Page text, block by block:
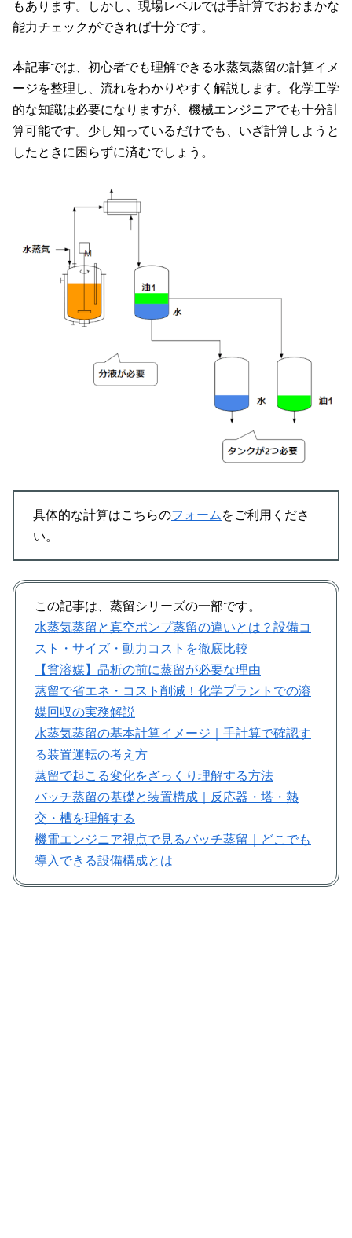
もあります。しかし、現場レベルでは手計算でおおまかな
能力チェックができれば十分です。
本記事では、初心者でも理解できる水蒸気蒸留の計算イメ
ージを整理し、流れをわかりやすく解説します。化学工学
的な知識は必要になりますが、機械エンジニアでも十分計
算可能です。少し知っているだけでも、いざ計算しようと
したときに困らずに済むでしょう。
具体的な計算はこちらのフォーム をご利用くださ
い。
この記事は、蒸留シリーズの一部です。
水蒸気蒸留と真空ポンプ蒸留の違いとは？設備コ
スト・サイズ・動力コストを徹底比較
【貧溶媒】晶析の前に蒸留が必要な理由
蒸留で省エネ・コスト削減！化学プラントでの溶
媒回収の実務解説
水蒸気蒸留の基本計算イメージ｜手計算で確認す
る装置運転の考え方
蒸留で起こる変化をざっくり理解する方法
バッチ蒸留の基礎と装置構成｜反応器・塔・熱
交・槽を理解する
機電エンジニア視点で見るバッチ蒸留｜どこでも
導入できる設備構成とは